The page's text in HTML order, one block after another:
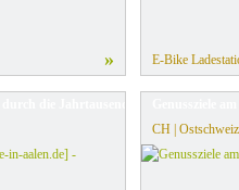
» E-Bike
CH | Ostschweiz